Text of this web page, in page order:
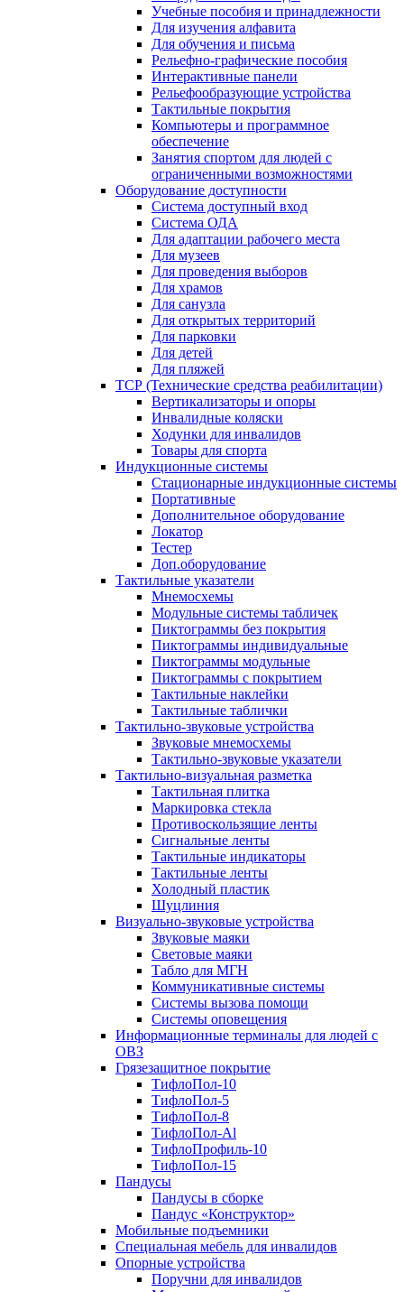
Учебные пособия и принадлежности
Для изучения алфавита
Для обучения и письма
Рельефно-графические пособия
Интерактивные панели
Рельефообразующие устройства
Тактильные покрытия
Компьютеры и программное
обеспечение
Занятия спортом для людей с
ограниченными возможностями
Оборудование доступности
Система доступный вход
Система ОДА
Для адаптации рабочего места
Для музеев
Для проведения выборов
Для храмов
Для санузла
Для открытых территорий
Для парковки
Для детей
Для пляжей
ТСР (Технические средства реабилитации)
Вертикализаторы и опоры
Инвалидные коляски
Ходунки для инвалидов
Товары для спорта
Индукционные системы
Стационарные индукционные системы
Портативные
Дополнительное оборудование
Локатор
Тестер
Доп.оборудование
Тактильные указатели
Мнемосхемы
Модульные системы табличек
Пиктограммы без покрытия
Пиктограммы индивидуальные
Пиктограммы модульные
Пиктограммы с покрытием
Тактильные наклейки
Тактильные таблички
Тактильно-звуковые устройства
Звуковые мнемосхемы
Тактильно-звуковые указатели
Тактильно-визуальная разметка
Тактильная плитка
Маркировка стекла
Противоскользящие ленты
Сигнальные ленты
Тактильные индикаторы
Тактильные ленты
Холодный пластик
Шуцлиния
Визуально-звуковые устройства
Звуковые маяки
Световые маяки
Табло для МГН
Коммуникативные системы
Системы вызова помощи
Системы оповещения
Информационные терминалы для людей с
ОВЗ
Грязезащитное покрытие
ТифлоПол-10
ТифлоПол-5
ТифлоПол-8
ТифлоПол-Al
ТифлоПрофиль-10
ТифлоПол-15
Пандусы
Пандусы в сборке
Пандус «Конструктор»
Мобильные подъемники
Специальная мебель для инвалидов
Опорные устройства
Поручни для инвалидов